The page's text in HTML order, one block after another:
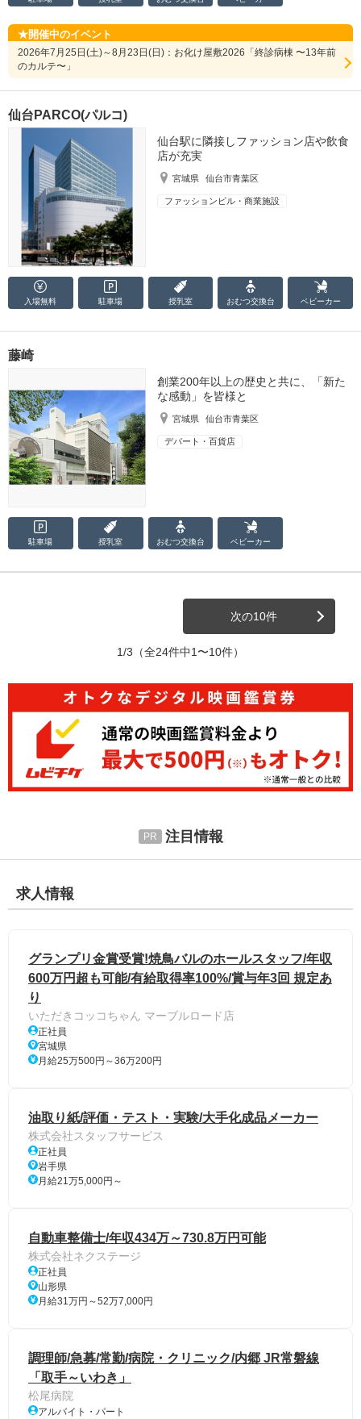
開催中のイベント
2026年7月25日(土)～8月23日(日)：お化け屋敷2026「終診病棟 〜13年前
のカルテ〜」
仙台PARCO(パルコ)
仙台駅に隣接しファッション店や飲食
店が充実
宮城県 仙台市青葉区
ファッションビル・商業施設
入場無料 駐車場 授乳室 おむつ交換台 ベビーカー
藤崎
創業200年以上の歴史と共に、「新た
な感動」を皆様と
宮城県 仙台市青葉区
デパート・百貨店
駐車場 授乳室 おむつ交換台 ベビーカー
次の10件
1/3 （全24件中1〜10件）
注目情報
求人情報
グランプリ金賞受賞!焼鳥バルのホールスタッフ/年収
600万円超も可能/有給取得率100%/賞与年3回 規定あ
り
いただきコッコちゃん マーブルロード店
正社員
宮城県
月給25万500円～36万200円
油取り紙/評価・テスト・実験/大手化成品メーカー
株式会社スタッフサービス
正社員
岩手県
月給21万5,000円～
自動車整備士/年収434万～730.8万円可能
株式会社ネクステージ
正社員
山形県
月給31万円～52万7,000円
調理師/急募/常勤/病院・クリニック/内郷 JR常磐線
「取手～いわき」
松尾病院
アルバイト・パート